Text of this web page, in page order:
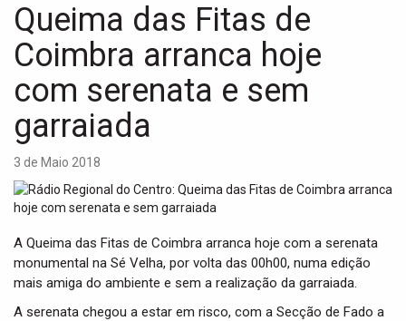
i
Queima das Fitas de
Coimbra arranca hoje
com serenata e sem
garraiada
3 de Maio 2018
A Queima das Fitas de Coimbra arranca hoje com a serenata
monumental na Sé Velha, por volta das 00h00, numa edição
mais amiga do ambiente e sem a realização da garraiada.
A serenata chegou a estar em risco, com a Secção de Fado a